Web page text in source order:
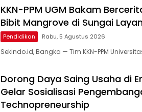
KKN-PPM UGM Bakam
Bibit Mangrove di Sungai
Pendidikan Rabu, 5 Agustus 2026
Sekindo.id, Bangka — Tim KKN-PPM
Dorong Daya Saing Usaha di
Gelar Sosialisasi
Technopreneurship